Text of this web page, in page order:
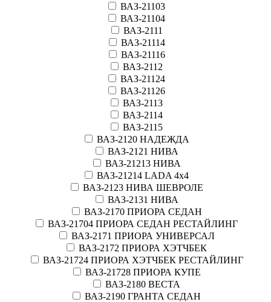
ВАЗ-21103
ВАЗ-21104
ВАЗ-2111
ВАЗ-21114
ВАЗ-21116
ВАЗ-2112
ВАЗ-21124
ВАЗ-21126
ВАЗ-2113
ВАЗ-2114
ВАЗ-2115
ВАЗ-2120 НАДЕЖДА
ВАЗ-2121 НИВА
ВАЗ-21213 НИВА
ВАЗ-21214 LADA 4х4
ВАЗ-2123 НИВА ШЕВРОЛЕ
ВАЗ-2131 НИВА
ВАЗ-2170 ПРИОРА СЕДАН
ВАЗ-21704 ПРИОРА СЕДАН РЕСТАЙЛИНГ
ВАЗ-2171 ПРИОРА УНИВЕРСАЛ
ВАЗ-2172 ПРИОРА ХЭТЧБЕК
ВАЗ-21724 ПРИОРА ХЭТЧБЕК РЕСТАЙЛИНГ
ВАЗ-21728 ПРИОРА КУПЕ
ВАЗ-2180 ВЕСТА
ВАЗ-2190 ГРАНТА СЕДАН